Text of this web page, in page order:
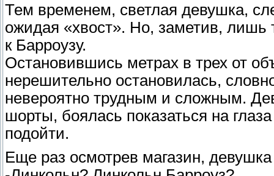
Тем временем, светлая девушка,
ожидая «хвост». Но, заметив,
к Барроузу.
Остановившись метрах в трех от
нерешительно остановилась,
невероятно трудным и сложным.
шорты, боялась показаться на
подойти.
Еще раз осмотрев магазин,